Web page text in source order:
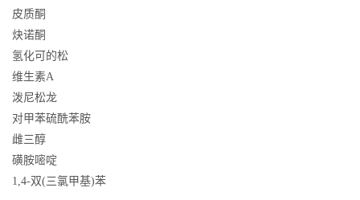
皮质酮
炔诺酮
氢化可的松
维生素A
泼尼松龙
对甲苯硫酰苯胺
雌三醇
磺胺嘧啶
1,4-双(三氯甲基)苯